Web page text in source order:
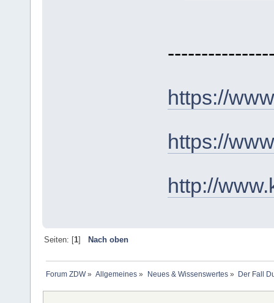
https://
https://
http://
Seiten: [1] Nach oben
Forum ZDW» Allgemeines » Neues & Wissenswertes» Der Fall